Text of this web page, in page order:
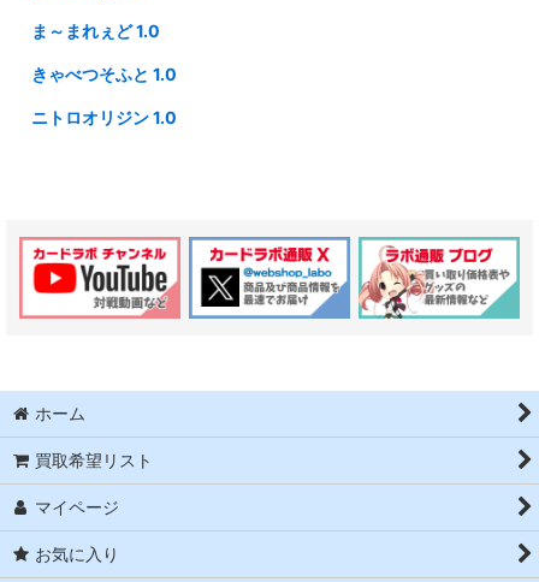
ま～まれぇど 1.0
きゃべつそふと 1.0
ニトロオリジン 1.0
ホーム
買取希望リスト
マイページ
お気に入り